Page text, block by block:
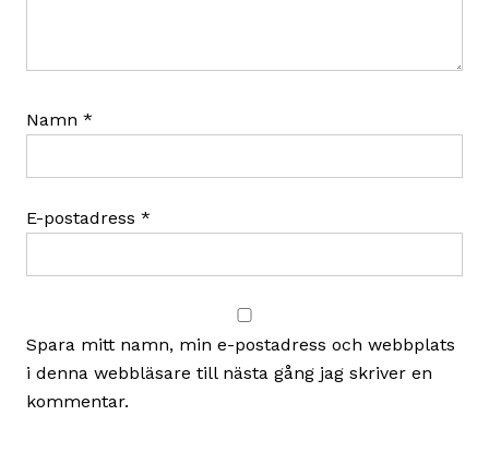
Namn *
E-postadress *
Spara mitt namn, min e-postadress och webbplats
i denna webbläsare till nästa gång jag skriver en
kommentar.